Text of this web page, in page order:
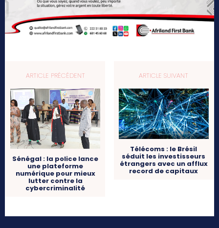
ARTICLE PRÉCÉDENT
Sénégal : la police lance
une plateforme
numérique pour mieux
lutter contre la
cybercriminalité
ARTICLE SUIVANT
Télécoms : le Brésil
séduit les investisseurs
étrangers avec un afflux
record de capitaux